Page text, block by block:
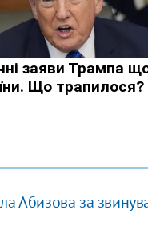
Абизова за